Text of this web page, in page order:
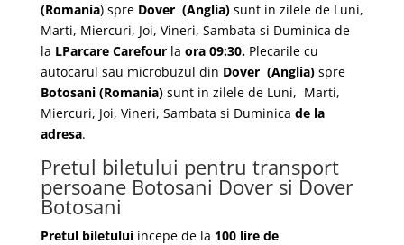
(Romania) spre Dover (Anglia)sunt in zilele de Luni,
Marti, Miercuri, Joi, Vineri, Sambata si Duminica de
la LParcare Carefourla ora 09:30.Plecarile cu
autocarul sau microbuzul din Dover (Anglia)spre
Botosani (Romania)sunt in zilele de Luni, Marti,
Miercuri, Joi, Vineri, Sambata si Duminica de la
adresa.
Pretul biletului pentru transport
persoane Botosani Dover si Dover
Botosani
Pretul biletuluiincepe de la 100 lire de